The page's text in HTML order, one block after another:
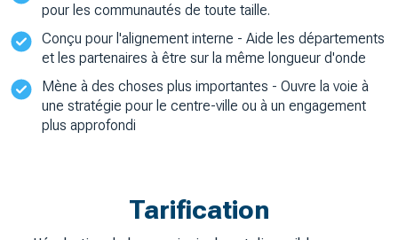
pour les communautés de toute taille.
Conçu pour l'alignement interne - Aide les départements
et les partenaires à être sur la même longueur d'onde
Mène à des choses plus importantes - Ouvre la voie à
une stratégie pour le centre-ville ou à un engagement
plus approfondi
Tarification